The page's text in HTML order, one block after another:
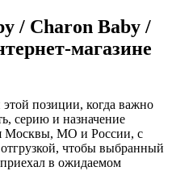
/ Charon Baby /
магазине
позиции, когда важно
серию и назначение
Москвы, МО и России, с
чтобы выбранный
в ожидаемом